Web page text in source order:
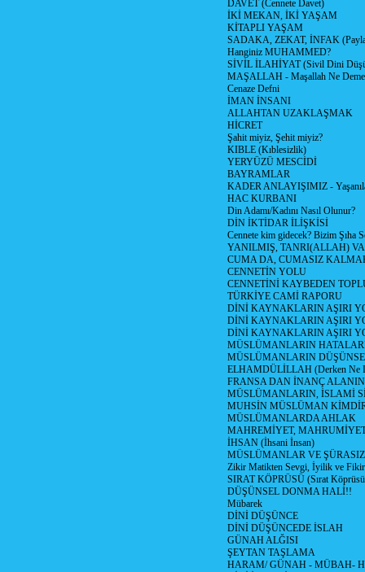
DAVET (Cennete Davet)
İKİ MEKAN, İKİ YAŞAM
KİTAPLI YAŞAM
SADAKA, ZEKAT, İNFAK
Hanginiz MUHAMMED?
SİVİL İLAHİYAT (Sivil Dini
MAŞALLAH - Maşallah Ne
Cenaze Defni
İMAN İNSANI
ALLAHTAN UZAKLAŞMAK
HİCRET
Şahit miyiz, Şehit miyiz?
KIBLE (Kıblesizlik)
YERYÜZÜ MESCİDİ
BAYRAMLAR
KADER ANLAYIŞIMIZ -
HAC KURBANI
Din Adamı/Kadını Nasıl Olunur?
DİN İKTİDAR İLİŞKİSİ
Cennete kim gidecek? Bizim Şıha
YANILMIŞ, TANRI(ALLAH)
CUMA DA, CUMASIZ
CENNETİN YOLU
CENNETİNİ KAYBEDEN
TÜRKİYE CAMİ RAPORU
DİNİ KAYNAKLARIN AŞIRI
DİNİ KAYNAKLARIN AŞIRI
DİNİ KAYNAKLARIN AŞIRI
MÜSLÜMANLARIN
MÜSLÜMANLARIN
ELHAMDÜLİLLAH (Derken Ne
FRANSA DAN İNANÇ
MÜSLÜMANLARIN, İSLAMİ
MUHSİN MÜSLÜMAN
MÜSLÜMANLARDA AHLAK
MAHREMİYET,
İHSAN (İhsani İnsan)
MÜSLÜMANLAR VE
Zikir Matikten Sevgi, İyilik ve
SIRAT KÖPRÜSÜ (Sırat
DÜŞÜNSEL DONMA HALİ!!
Mübarek
DİNİ DÜŞÜNCE
DİNİ DÜŞÜNCEDE İSLAH
GÜNAH ALĞISI
ŞEYTAN TAŞLAMA
HARAM/ GÜNAH - MÜBAH-